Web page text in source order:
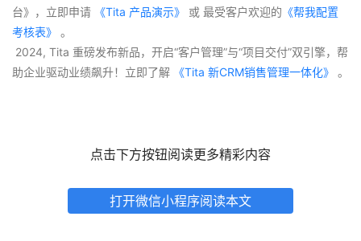
台》，立即申请 《Tita 产品演示》 或 最受客户欢迎的 《帮我配置
考核表》
。
助企业驱动业绩飙升！立即了解 《Tita 新CRM销售管理一体化》 。
点击下方按钮阅读更多精彩内容
打开微信小程序阅读本文